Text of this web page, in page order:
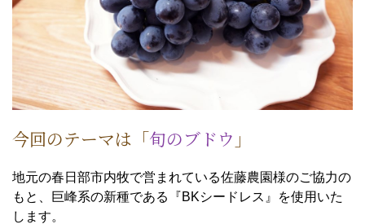
今回のテーマは「旬のブドウ 」
地元の春日部市内牧で営まれている佐藤農園様のご協力の
もと、巨峰系の新種である『BKシードレス』を使用いた
します。